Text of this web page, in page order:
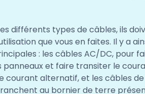
différents types de câbles, ils
que vous en faites. Il y a
: les câbles AC/DC, pour
panneaux et faire transiter le
courant alternatif, et les câbles de
au bornier de terre